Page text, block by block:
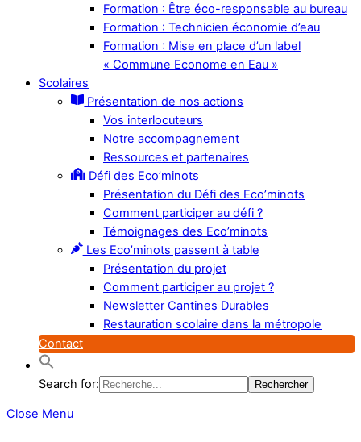
Formation : Être éco-responsable au bureau
Formation : Technicien économie d’eau
Formation : Mise en place d’un label
« Commune Econome en Eau »
Scolaires
Présentation de nos actions
Vos interlocuteurs
Notre accompagnement
Ressources et partenaires
Défi des Eco’minots
Présentation du Défi des Eco’minots
Comment participer au défi ?
Témoignages des Eco’minots
Les Eco’minots passent à table
Présentation du projet
Comment participer au projet ?
Newsletter Cantines Durables
Restauration scolaire dans la métropole
Contact
Search for:
Close Menu